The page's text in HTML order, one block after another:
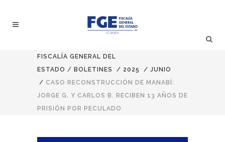
FISCALÍA GENERAL DEL
ESTADO / BOLETINES / 2025 / JUNIO
/ CASO RECONSTRUCCIÓN DE MANABÍ:
JORGE G. Y CARLOS B. RECIBEN 13 AÑOS DE
PRISIÓN POR PECULADO